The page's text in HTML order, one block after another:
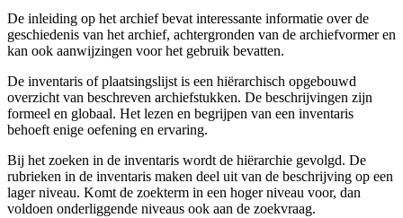
De inleiding op het archief bevat interessante informatie over de
geschiedenis van het archief, achtergronden van de archiefvormer en
kan ook aanwijzingen voor het gebruik bevatten.
De inventaris of plaatsingslijst is een hiërarchisch opgebouwd
overzicht van beschreven archiefstukken. De beschrijvingen zijn
formeel en globaal. Het lezen en begrijpen van een inventaris
behoeft enige oefening en ervaring.
Bij het zoeken in de inventaris wordt de hiërarchie gevolgd. De
rubrieken in de inventaris maken deel uit van de beschrijving op een
lager niveau. Komt de zoekterm in een hoger niveau voor, dan
voldoen onderliggende niveaus ook aan de zoekvraag.